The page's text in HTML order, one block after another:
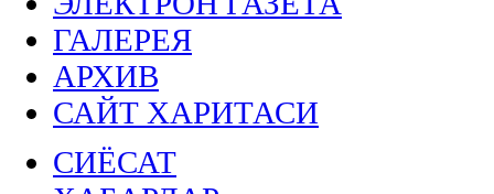
ГАЛЕРЕЯ
АРХИВ
САЙТ ХАРИТАСИ
СИЁСАТ